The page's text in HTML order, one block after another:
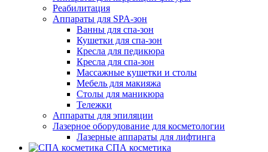
Реабилитация
Аппараты для SPA-зон
Ванны для спа-зон
Кушетки для спа-зон
Кресла для педикюра
Кресла для спа-зон
Массажные кушетки и столы
Мебель для макияжа
Столы для маникюра
Тележки
Аппараты для эпиляции
Лазерное оборудование для косметологии
Лазерные аппараты для лифтинга
СПА косметика